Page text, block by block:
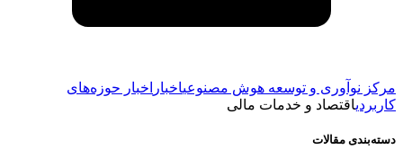
مرکز نوآوری و توسعه هوش مصنوعیاخبار اخبار حوزه‌های
کاربردیاقتصاد و خدمات مالی
دسته‌بندی مقالات